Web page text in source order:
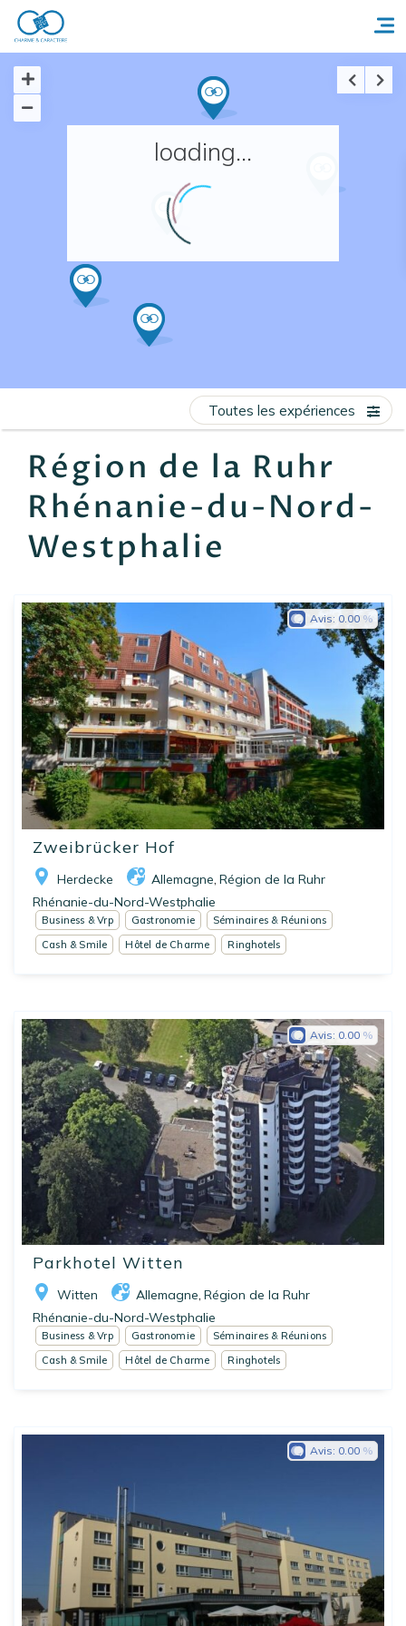
Accueil
Nos adresses en France
Nos collections
Notre programme de fidélité
loading...
Région de la Ruhr
Rhénanie-du-Nord-
Westphalie
Toutes les expériences
Zweibrücker Hof
Herdecke Allemagne Région de la Ruhr
Rhénanie-du-Nord-Westphalie
Avis: 0.00
Business & Vrp Gastronomie
Séminaires & Réunions
Cash & Smile
Hôtel de Charme Ringhotels
Parkhotel Witten
Witten Allemagne, Région de la Ruhr
Rhénanie-du-Nord-Westphalie
Avis: 0.00
Business & Vrp Gastronomie
Séminaires & Réunions
Cash & Smile
Hôtel de Charme Ringhotels
Avis: 0.00